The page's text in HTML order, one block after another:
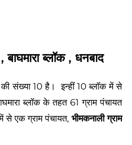
, बाघमारा ब्लॉक , धनबाद
संख्या 10 है। इन्हीं 10 ब्लॉक में से
ब्लॉक के तहत 61 ग्राम पंचायत
से एक ग्राम पंचायत, भीमकनाली ग्राम